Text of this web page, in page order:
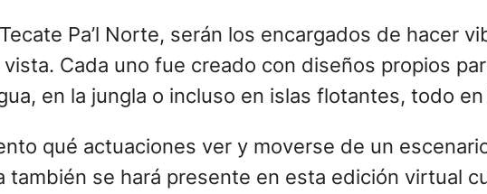
Pa’l Norte, serán los encargados de hacer
Cada uno fue creado con diseños propios
en la jungla o incluso en islas flotantes, todo en
qué actuaciones ver y moverse de un
se hará presente en esta edición virtual